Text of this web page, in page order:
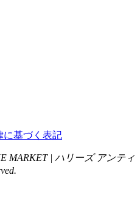
に基づく表記
MARKET | ハリーズ アンティ